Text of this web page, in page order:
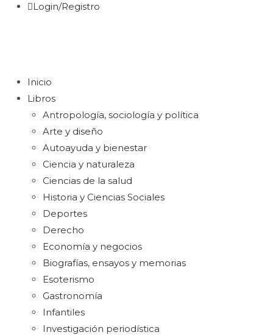
Login/Registro
Inicio
Libros
Antropología, sociología y política
Arte y diseño
Autoayuda y bienestar
Ciencia y naturaleza
Ciencias de la salud
Historia y Ciencias Sociales
Deportes
Derecho
Economía y negocios
Biografías, ensayos y memorias
Esoterismo
Gastronomía
Infantiles
Investigación periodística